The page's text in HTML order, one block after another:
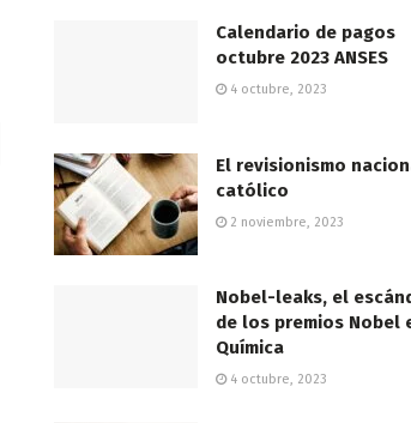
Calendario de pagos
octubre 2023 ANSES
4 octubre, 2023
El revisionismo
católico
2 noviembre, 2023
Nobel-leaks, el
de los premios Nobel
Química
4 octubre, 2023